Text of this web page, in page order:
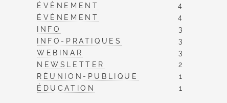
ÉVÈNEMENT
4
ÉVÉNEMENT
4
INFO
3
INFO-PRATIQUES
3
WEBINAR
3
NEWSLETTER
2
RÉUNION-PUBLIQUE
1
ÉDUCATION
1